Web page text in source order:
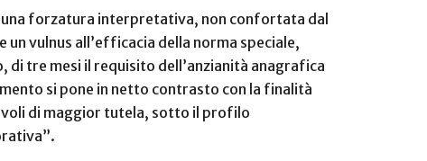
forzatura interpretativa, non confortata dal
vulnus all’efficacia della norma speciale,
tre mesi il requisito dell’anzianità anagrafica
si pone in netto contrasto con la finalità
di maggior tutela, sotto il profilo